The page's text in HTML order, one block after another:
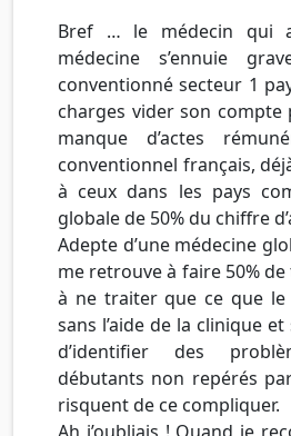
Bref … le médecin qui
médecine s’ennuie
conventionné secteur 1
charges vider son
manque d’actes
conventionnel français,
à ceux dans les pays
globale de 50% du chiffre
Adepte d’une médecine
me retrouve à faire 50%
à ne traiter que ce que le
sans l’aide de la clinique
d’identifier des
débutants non repérés
risquent de ce compliquer.